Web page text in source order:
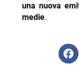
una nuova
medie.